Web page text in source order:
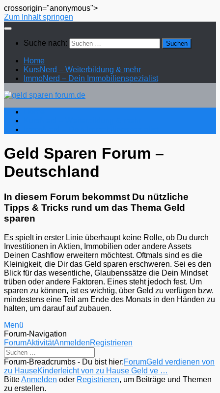
crossorigin="anonymous">
Zum Inhalt springen
Suche nach:
Home
KursNerd – Weiterbildung & mehr
ImmoNerd – Dein Immobilienspezialist
Geld Sparen Forum –
Deutschland
In diesem Forum bekommst Du nützliche
Tipps & Tricks rund um das Thema Geld
sparen
Es spielt in erster Linie überhaupt keine Rolle, ob Du durch
Investitionen in Aktien, Immobilien oder andere Assets
Deinen Cashflow erweitern möchtest. Oftmals sind es die
Kleinigkeit, die Dir das Geld sparen erschweren. Sei es den
Blick für das wesentliche, Glaubenssätze die Dein Mindset
trüben oder andere Faktoren. Eines steht jedoch fest. Um
sparen zu können, ist es wichtig, über Geld zu verfügen bzw.
mindestens eine Teil am Ende des Monats in den Händen zu
halten, um darauf auf zubauen.
Menü
Forum-Navigation
ForumAktivitätAnmeldenRegistrieren
Forum-Breadcrumbs - Du bist hier:ForumGeld verdienen von
zu HauseKinderleicht von zu Hause Geld ve …
BitteAnmelden oder Registrieren, um Beiträge und Themen
zu erstellen.